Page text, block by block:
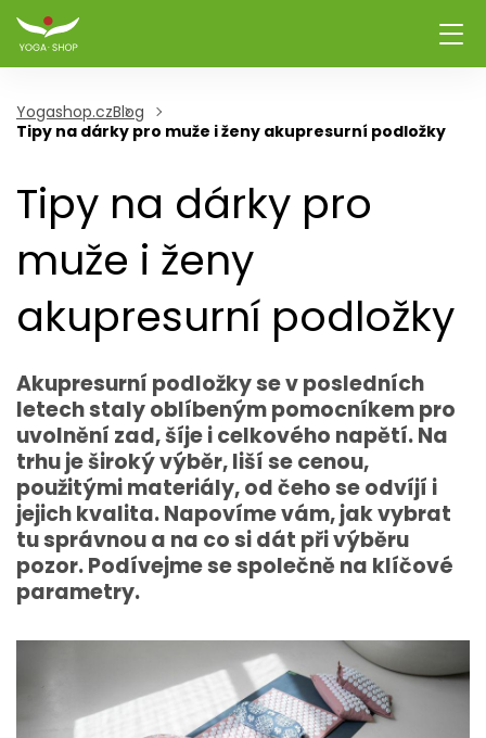
Yogashop.czBlog
Tipy na dárky pro muže i ženy akupresurní podložky
Tipy na dárky pro
muže i ženy
akupresurní podložky
Akupresurní podložky se v posledních
letech staly oblíbeným pomocníkem pro
uvolnění zad, šíje i celkového napětí. Na
trhu je široký výběr, liší se cenou,
použitými materiály, od čeho se odvíjí i
jejich kvalita. Napovíme vám, jak vybrat
tu správnou a na co si dát při výběru
pozor. Podívejme se společně na klíčové
parametry.